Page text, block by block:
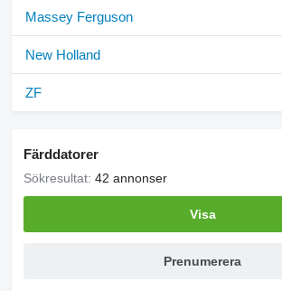
Massey Ferguson
New Holland
ZF
Färddatorer
Sökresultat: 42 annonser
Visa
Prenumerera